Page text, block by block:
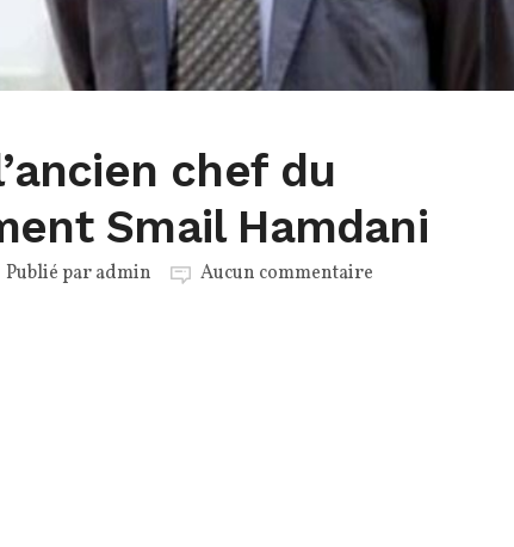
chef du
Smail Hamdani
Publié paradmin Aucun commentaire